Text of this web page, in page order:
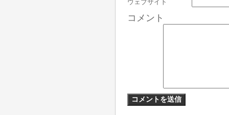
ウェブサイト
コメント